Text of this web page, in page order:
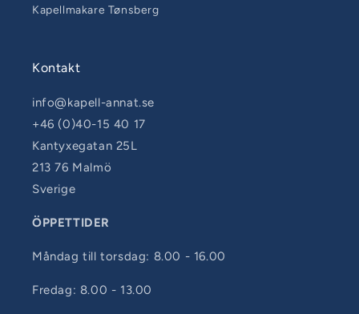
Kapellmakare Tønsberg
Kontakt
info@kapell-annat.se
+46 (0)40-15 40 17
Kantyxegatan 25L
213 76 Malmö
Sverige
ÖPPETTIDER
Måndag till torsdag: 8.00 - 16.00
Fredag: 8.00 - 13.00